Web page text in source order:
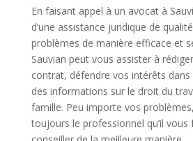
En faisant appel à un avocat à
d’une assistance juridique de
problèmes de manière efficace et
Sauvian peut vous assister à
contrat, défendre vos intérêts
des informations sur le droit du
famille. Peu importe vos
toujours le professionnel qu’il